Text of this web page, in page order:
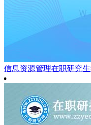
信息资源管理在职研究